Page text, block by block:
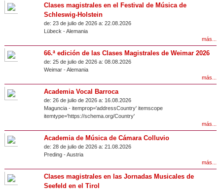
Clases magistrales en el Festival de Música de
Schleswig-Holstein
de: 23 de julio de 2026 a: 22.08.2026
Lübeck -Alemania
más...
66.ª edición de las Clases Magistrales de Weimar 2026
de: 25 de julio de 2026 a: 08.08.2026
Weimar-Alemania
más...
Academia Vocal Barroca
de: 26 de julio de 2026 a: 16.08.2026
Maguncia- itemprop='addressCountry' itemscope
itemtype='https://schema.org/Country'
más...
Academia de Música de Cámara Colluvio
de: 28 de julio de 2026 a: 21.08.2026
Preding-Austria
más...
Clases magistrales en las Jornadas Musicales de
Seefeld en el Tirol